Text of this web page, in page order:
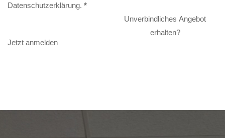
Datenschutzerklärung. *
Jetzt anmelden
Unverbindliches Angebot
erhalten?